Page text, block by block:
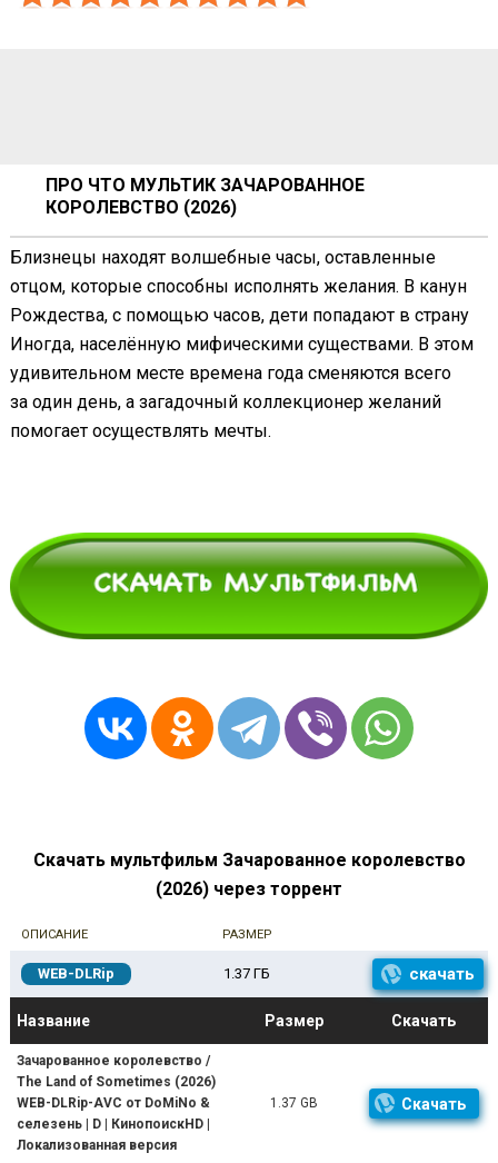
ПРО ЧТО МУЛЬТИК ЗАЧАРОВАННОЕ
КОРОЛЕВСТВО (2026)
Близнецы находят волшебные часы, оставленные
отцом, которые способны исполнять желания. В канун
Рождества, с помощью часов, дети попадают в страну
Иногда, населённую мифическими существами. В этом
удивительном месте времена года сменяются всего
за один день, а загадочный коллекционер желаний
помогает осуществлять мечты.
Скачать мультфильм Зачарованное королевство
(2026) через торрент
ОПИСАНИЕ РАЗМЕР
WEB-DLRip 1.37 ГБ скачать
Название Размер Скачать
Зачарованное королевство /
The Land of Sometimes (2026)
WEB-DLRip-AVC от DoMiNo &
селезень | D | КинопоискHD |
Локализованная версия
1.37 GB Скачать